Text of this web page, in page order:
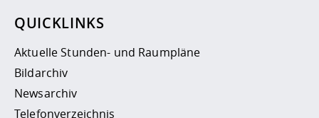
QUICKLINKS
Aktuelle Stunden- und Raumpläne
Bildarchiv
Newsarchiv
Telefonverzeichnis